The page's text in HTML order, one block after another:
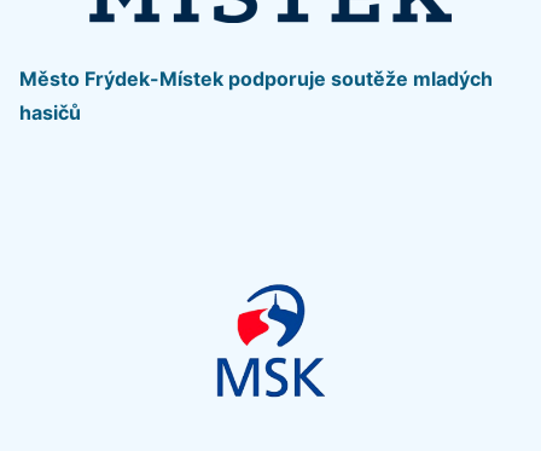
Město Frýdek-Místek podporuje soutěže mladých
hasičů